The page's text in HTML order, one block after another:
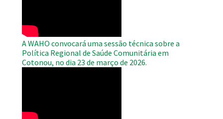
A WAHO convocará uma sessão técnica sobre a
Política Regional de Saúde Comunitária em
Cotonou, no dia 23 de março de 2026.